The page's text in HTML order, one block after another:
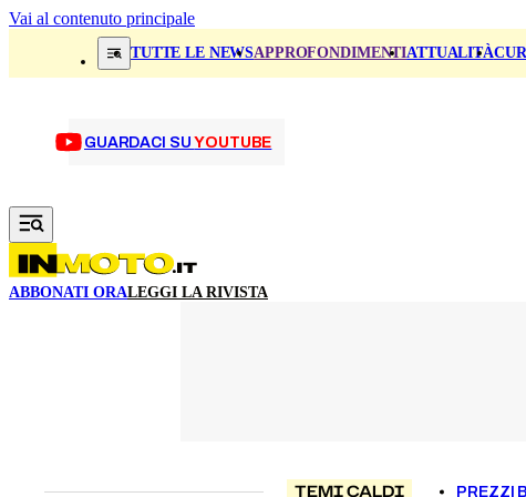
Vai al contenuto principale
TUTTE LE NEWSAPPROFONDIMENTIATTUALITÀ
GUARDACI SUYOUTUBE
ABBONATI ORALEGGI LA RIVISTA
TEMI CALDI PREZZI